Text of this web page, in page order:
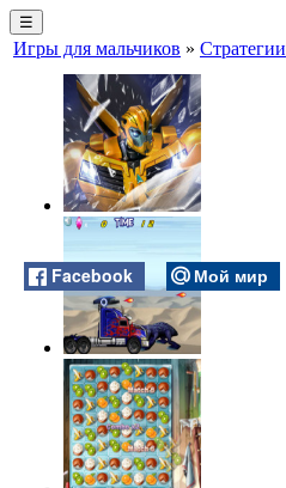
☰
Игры для мальчиков » Стратегии
Facebook Мой мир